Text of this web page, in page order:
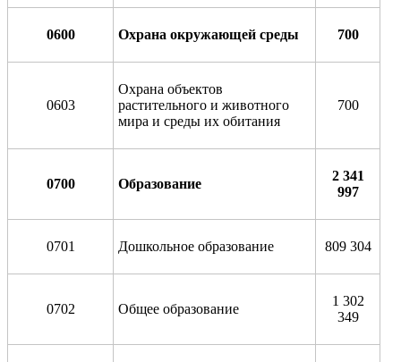
0600 Охрана окружающей среды 700
0603
Охрана объектов
растительного и животного
мира и среды их обитания
700
0700 Образование
2 341
997
0701 Дошкольное образование 809 304
0702 Общее образование
1 302
349